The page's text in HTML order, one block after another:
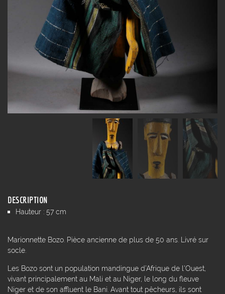
DESCRIPTION
Hauteur : 57 cm
Marionnette Bozo. Pièce ancienne de plus de 50 ans. Livré sur
socle.
Les Bozo sont un population mandingue d’Afrique de l'Ouest,
vivant principalement au Mali et au Niger, le long du fleuve
Niger et de son affluent le Bani. Avant tout pêcheurs, ils sont